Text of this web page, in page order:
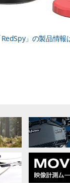
RedSpy」の製品情報